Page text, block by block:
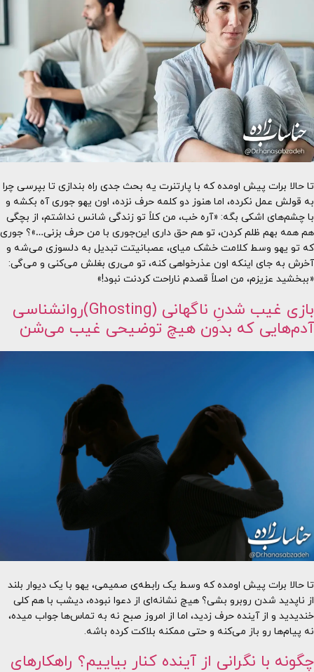
تا حالا برات پیش اومده که با پارتنرت یه بحث جدی راه بندازی تا بپرسی چرا
به قولش عمل نکرده، اما هنوز دو کلمه حرف نزده، اون یهو جوری آه بکشه و
با چشم‌های اشکی بگه: «آره خب، من کلاً تو زندگی شانس نداشتم، از بچگی
هم همه بهم ظلم کردن، تو هم حق داری این‌جوری با من حرف بزنی…»؟ جوری
که تو یهو وسط کلامت خشک میای، عصبانیتت تبدیل به دلسوزی می‌شه و
آخرش به جای اینکه اون عذرخواهی کنه، تو می‌ری بغلش می‌کنی و می‌گی:
«ببخشید عزیزم، من اصلاً قصدم ناراحت کردنت نبود!»
بازی غیب شدنِ ناگهانی (Ghosting)روانشناسی
آدم‌هایی که بدون هیچ توضیحی غیب می‌شن
تا حالا برات پیش اومده که وسط یک رابطه‌ی صمیمی، یهو با یک دیوار بلند
از ناپدید شدن روبرو بشی؟ هیچ نشانه‌ای از دعوا نبوده، دیشب با هم کلی
خندیدید و از آینده حرف زدید، اما از امروز صبح نه به تماس‌ها جواب میده،
نه پیام‌ها رو باز می‌کنه و حتی ممکنه بلاکت کرده باشه.
چگونه با نگرانی از آینده کنار بیاییم؟ راهکارهای